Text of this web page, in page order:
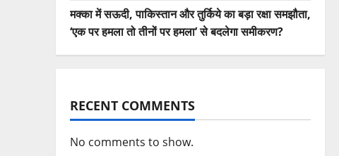
मक्का में सऊदी, पाकिस्तान और तुर्किये का बड़ा रक्षा समझौता,
‘एक पर हमला तो तीनों पर हमला’ से बदलेगा समीकरण?
RECENT COMMENTS
No comments to show.